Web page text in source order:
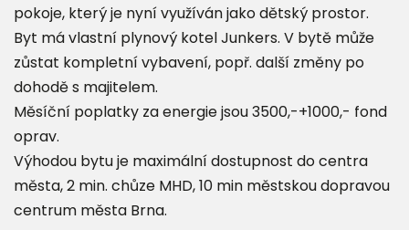
pokoje, který je nyní využíván jako dětský prostor.
Byt má vlastní plynový kotel Junkers. V bytě může
zůstat kompletní vybavení, popř. další změny po
dohodě s majitelem.
Měsíční poplatky za energie jsou 3500,-+1000,- fond
oprav.
Výhodou bytu je maximální dostupnost do centra
města, 2 min. chůze MHD, 10 min městskou dopravou
centrum města Brna.